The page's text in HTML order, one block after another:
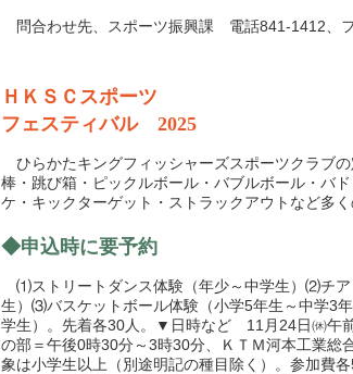
問合わせ先、スポーツ振興課 電話841-1412、
ＨＫＳＣスポーツ
フェスティバル 2025
ひらかたキングフィッシャーズスポーツクラブ
棒・跳び箱・ピックルボール・バブルボール・バ
ケ・キックターゲット・ストラックアウトなど多く
◆申込時に要予約
⑴ストリートダンス体験（年少～中学生）⑵チア
生）⑶バスケットボール体験（小学5年生～中学3
学生）。先着各30人。▼日時など 11月24日㉁午
の部＝午後0時30分～3時30分、ＫＴＭ河本工業総
象は小学生以上（別途明記の種目除く）。参加